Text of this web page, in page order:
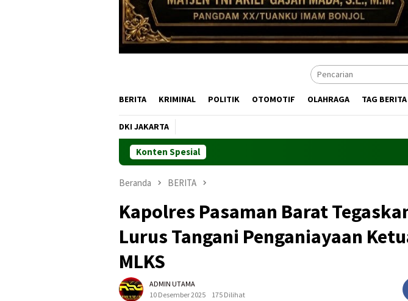
BERITA KRIMINAL POLITIK OTOMOTIF OLAHRAGA TAG BERITA
DKI JAKARTA
Konten Spesial
Beranda BERITA
Kapolres Pasaman Barat
Lurus Tangani Penganiayaan
MLKS
ADMIN UTAMA
10 Desember 2025
175 Dilihat